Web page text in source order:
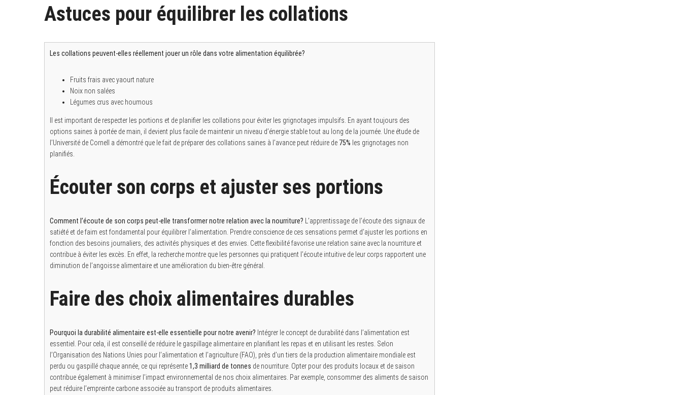
Astuces pour équilibrer les collations
Les collations peuvent-elles réellement jouer un rôle dans votre alimentation équilibrée?
Fruits frais avec yaourt nature
Noix non salées
Légumes crus avec houmous
Il est important de respecter les portions et de planifier les collations pour éviter les grignotages impulsifs. En ayant toujours des
options saines à portée de main, il devient plus facile de maintenir un niveau d’énergie stable tout au long de la journée. Une étude de
l’Université de Cornell a démontré que le fait de préparer des collations saines à l’avance peut réduire de 75% les grignotages non
planifiés.
Écouter son corps et ajuster ses portions
Comment l’écoute de son corps peut-elle transformer notre relation avec la nourriture? L’apprentissage de l’écoute des signaux de
satiété et de faim est fondamental pour équilibrer l’alimentation. Prendre conscience de ces sensations permet d’ajuster les portions en
fonction des besoins journaliers, des activités physiques et des envies. Cette flexibilité favorise une relation saine avec la nourriture et
contribue à éviter les excès. En effet, la recherche montre que les personnes qui pratiquent l’écoute intuitive de leur corps rapportent une
diminution de l’angoisse alimentaire et une amélioration du bien-être général.
Faire des choix alimentaires durables
Pourquoi la durabilité alimentaire est-elle essentielle pour notre avenir? Intégrer le concept de durabilité dans l’alimentation est
essentiel. Pour cela, il est conseillé de réduire le gaspillage alimentaire en planifiant les repas et en utilisant les restes. Selon
l’Organisation des Nations Unies pour l’alimentation et l’agriculture (FAO), près d’un tiers de la production alimentaire mondiale est
perdu ou gaspillé chaque année, ce qui représente1,3 milliard de tonnes de nourriture. Opter pour des produits locaux et de saison
contribue également à minimiser l’impact environnemental de nos choix alimentaires. Par exemple, consommer des aliments de saison
peut réduire l’empreinte carbone associée au transport de produits alimentaires.